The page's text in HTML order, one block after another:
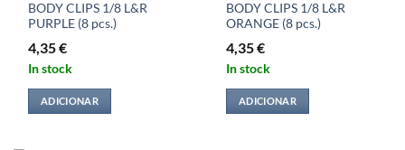
BODY CLIPS 1/8 L&R
PURPLE (8 pcs.)
4,35€
In stock
ADICIONAR
BODY CLIPS 1/8 L&R
ORANGE (8 pcs.)
4,35€
In stock
ADICIONAR